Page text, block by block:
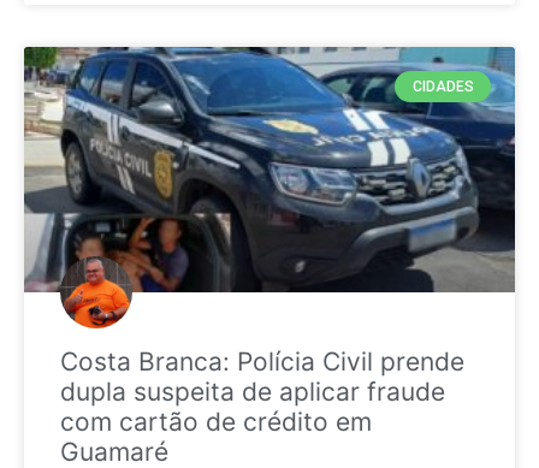
CIDADES
Costa Branca: Polícia Civil prende
dupla suspeita de aplicar fraude
com cartão de crédito em
Guamaré